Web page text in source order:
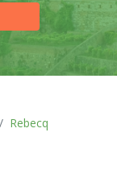
Rebecq